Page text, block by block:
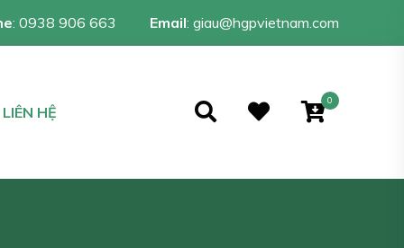
: 0938 906 663 Email: giau@hgpvietnam.com
LIÊN HỆ
0